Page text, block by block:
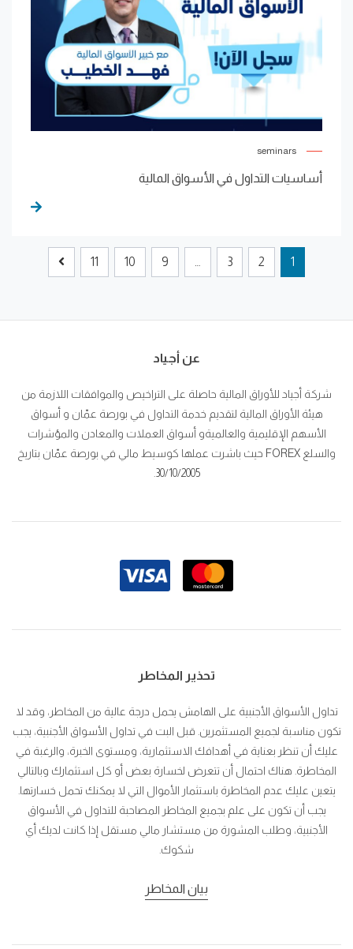
seminars
أساسيات التداول في الأسواق المالية
1
2
3
9
10
11
عن أجياد
شركة أجياد للأوراق المالية حاصلة على التراخيص والموافقات اللازمة من
هيئة الأوراق المالية لتقديم خدمة التداول في بورصة عمّان و أسواق
الأسهم الإقليمية والعالميةو أسواق العملات والمعادن والمؤشرات
والسلع FOREX حيث باشرت عملها كوسيط مالي في بورصة عمّان بتاريخ
30/10/2005.
تحذير المخاطر
تداول الأسواق الأجنبية على الهامش يحمل درجة عالية من المخاطر، وقد لا
تكون مناسبة لجميع المستثمرين. قبل البت في تداول الأسواق الأجنبية، يجب
عليك أن تنظر بعناية في أهدافك الاستثمارية، ومستوى الخبرة، والرغبة في
المخاطرة. هناك احتمال أن تتعرض لخسارة بعض أو كل استثمارك وبالتالي
يتعين عليك عدم المخاطرة باستثمار الأموال التي لا يمكنك تحمل خسارتها.
يجب أن تكون على علم بجميع المخاطر المصاحبة للتداول في الأسواق
الأجنبية، وطلب المشورة من مستشار مالي مستقل إذا كانت لديك أي
شكوك.
بيان المخاطر